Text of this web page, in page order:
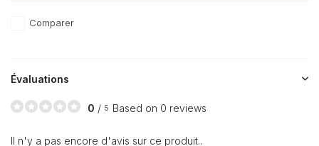
Comparer
Évaluations
0 / 5 Based on 0 reviews
Il n'y a pas encore d'avis sur ce produit..